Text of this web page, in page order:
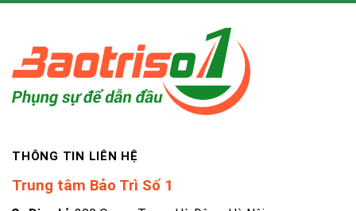
THÔNG TIN LIÊN HỆ
Trung tâm Bảo Trì Số 1